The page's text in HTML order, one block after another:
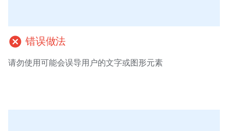
cancel 错误做法
请勿使用可能会误导用户的文字或图形元素